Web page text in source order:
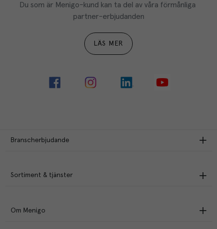
Du som är Menigo-kund kan ta del av våra förmånliga
partner-erbjudanden
LÄS MER
Branscherbjudande
Sortiment & tjänster
Om Menigo